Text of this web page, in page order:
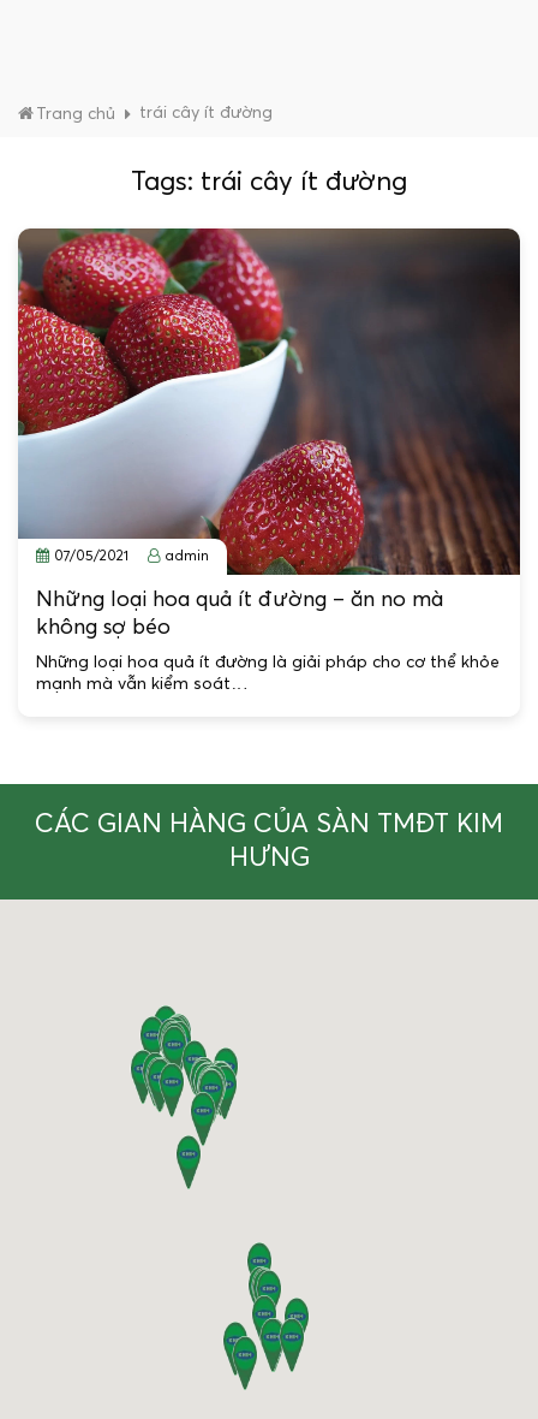
Trang chủ trái cây ít đường
Tags: trái cây ít đường
07/05/2021 admin
Những loại hoa quả ít đường – ăn no mà
không sợ béo
Những loại hoa quả ít đường là giải pháp cho cơ thể khỏe
mạnh mà vẫn kiểm soát…
CÁC GIAN HÀNG CỦA SÀN TMĐT KIM
HƯNG